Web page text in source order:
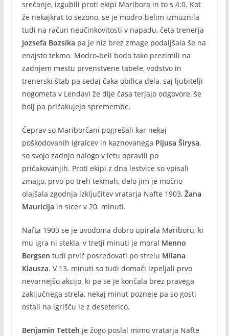
srečanje, izgubili proti ekipi Maribora in to s 4:0. Kot
že nekajkrat to sezono, se je modro-belim izmuznila
tudi na račun neučinkovitosti v napadu, četa trenerja
Jozsefa Bozsika pa je niz brez zmage podaljšala še na
enajsto tekmo. Modro-beli bodo tako prezimili na
zadnjem mestu prvenstvene tabele, vodstvo in
trenerski štab pa sedaj čaka obilica dela, saj ljubitelji
nogometa v Lendavi že dlje časa terjajo odgovore, še
bolj pa pričakujejo spremembe.
Čeprav so Mariborčani pogrešali kar nekaj
poškodovanih igralcev in kaznovanega Pijusa Širysa,
so svojo zadnjo nalogo v letu opravili po
pričakovanjih. Proti ekipi z dna lestvice so vpisali
zmago, prvo po treh tekmah, delo jim je močno
olajšala zgodnja izključitev vratarja Nafte 1903, Žana
Mauricija in sicer v 20. minuti.
Nafta 1903 se je uvodoma dobro upirala Mariboru, ki
mu igra ni stekla, v tretji minuti je moral Menno
Bergsen tudi prvič posredovati po strelu Milana
Klausza. V 13. minuti so tudi domači izpeljali prvo
nevarnejšo akcijo, ki pa se je končala brez pravega
zaključnega strela, nekaj minut pozneje pa so gosti
ostali na igrišču le z deseterico.
Benjamin Tetteh je žogo poslal mimo vratarja Nafte